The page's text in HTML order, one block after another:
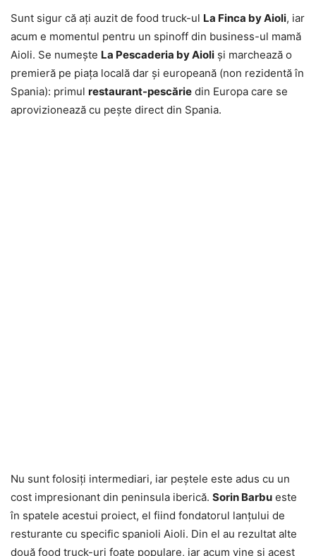
Sunt sigur că aţi auzit de food truck-ul La Finca by Aioli, iar
acum e momentul pentru un spinoff din business-ul mamă
Aioli. Se numeşte La Pescaderia by Aioli şi marchează o
premieră pe piaţa locală dar şi europeană (non rezidentă în
Spania): primul restaurant-pescărie din Europa care se
aprovizionează cu peşte direct din Spania.
Nu sunt folosiţi intermediari, iar peştele este adus cu un
cost impresionant din peninsula iberică. Sorin Barbu este
în spatele acestui proiect, el fiind fondatorul lanţului de
resturante cu specific spanioli Aioli. Din el au rezultat alte
două food truck-uri foate populare, iar acum vine şi acest